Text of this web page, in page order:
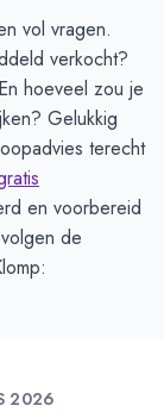
vol vragen.
verkocht?
hoeveel zou je
Gelukkig
terecht
en voorbereid
de
2026